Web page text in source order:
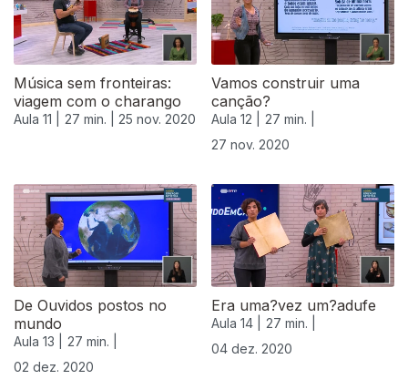
Música sem fronteiras:
viagem com o charango
Aula 11 | 27 min. | 25 nov. 2020
Vamos construir uma
canção?
Aula 12 |
27 min. |
27 nov. 2020
De Ouvidos postos no
mundo
Aula 13 |
27 min. |
02 dez. 2020
Era uma?vez um?adufe
Aula 14 |
27 min. |
04 dez. 2020